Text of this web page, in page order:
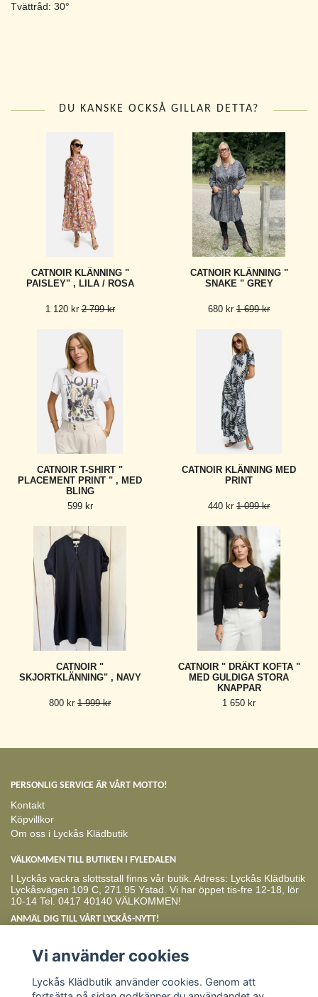
Tvättråd: 30°
DU KANSKE OCKSÅ GILLAR DETTA?
CATNOIR KLÄNNING "
PAISLEY" , LILA / ROSA
1 120 kr2 799 kr
CATNOIR KLÄNNING "
SNAKE " GREY
680 kr 1 699 kr
CATNOIR T-SHIRT "
PLACEMENT PRINT " , MED
BLING
599 kr
CATNOIR KLÄNNING MED
PRINT
440 kr 1 099 kr
CATNOIR "
SKJORTKLÄNNING" , NAVY
800 kr 1 999 kr
CATNOIR " DRÄKT KOFTA "
MED GULDIGA STORA
KNAPPAR
1 650 kr
PERSONLIG SERVICE ÄR VÅRT MOTTO!
Kontakt
Köpvillkor
Om oss i Lyckås Klädbutik
VÄLKOMMEN TILL BUTIKEN I FYLEDALEN
I Lyckås vackra slottsstall finns vår butik. Adress: Lyckås Klädbutik
Lyckåsvägen 109 C, 271 95 Ystad. Vi har öppet tis-fre 12-18, lör
10-14 Tel. 0417 40140 VÄLKOMMEN!
ANMÄL DIG TILL VÅRT LYCKÅS-NYTT!
Vi använder cookies
Lyckås Klädbutik använder cookies. Genom att